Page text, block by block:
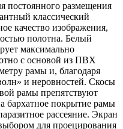
постоянного размещения
классический
качество изображения,
полотна. Белый
максимально
с основой из ПВХ
рамы и, благодаря
и неровностей. Скосы
рамы препятствуют
бархатное покрытие рамы
рассеяние. Экран
для проецирования